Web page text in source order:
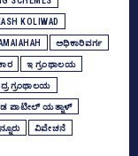
KOLIWAD
ಅಧಿಕಾರಿವರ್ಗ
ಇ ಗ್ರಂಥಾಲಯ
ಗ್ರಂಥಾಲಯ
ಪಾಟೀಲ್‌ ಯತ್ನಾಳ್‌
ವಿವೇಚನೆ